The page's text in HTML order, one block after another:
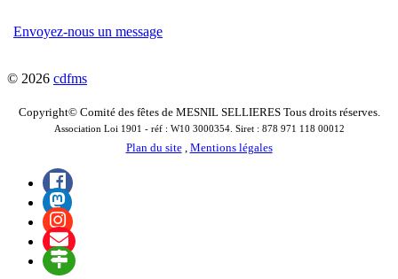
Envoyez-nous un message
© 2026 cdfms
Copyright© Comité des fêtes de MESNIL SELLIERES Tous droits réserves.
Association Loi 1901 - réf : W10 3000354. Siret : 878 971 118 00012
Plan du site, Mentions légales